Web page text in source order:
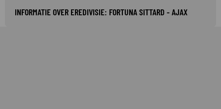
INFORMATIE OVER EREDIVISIE: FORTUNA SITTARD - AJAX